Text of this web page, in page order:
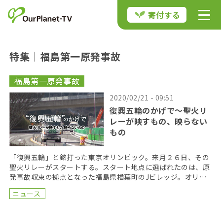
寄付する
特集｜福島第一原発事故
福島第一原発事故
2020/02/21 - 09:51
復興五輪のかげで〜聖火リ
レーが映すもの、映らない
もの
「復興五輪」と銘打った東京オリンピック。来月２６日、その
聖火リレーがスタートする。スタート地点に選ばれたのは、原
発事故収束の拠点となった福島県楢葉町のJビレッジ。オリン
ピック聖火は、事故で強制避難地域となった福島県の町を […]
ニュース